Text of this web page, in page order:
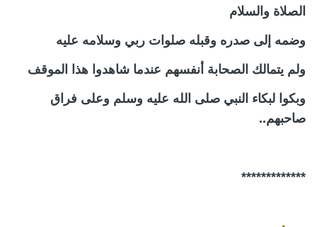
الصلاة والسلام
وضمه إلى صدره وقبله صلوات ربي وسلامه عليه
ولم يتمالك الصحابة أنفسهم عندما شاهدوا هذا الموقف
وبكوا لبكاء النبي صلى الله عليه وسلم وعلى فراق
صاحبهم..
*************